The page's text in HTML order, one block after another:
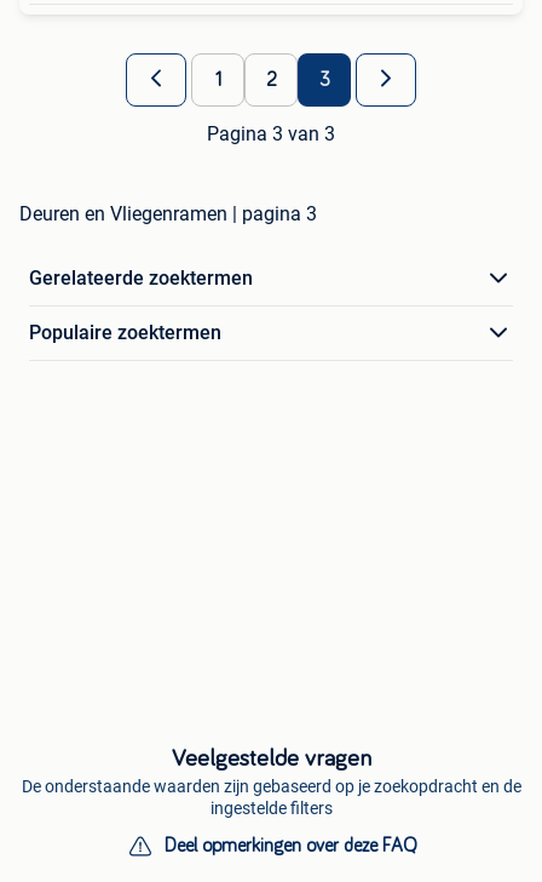
1 2 3
Pagina 3 van 3
Deuren en Vliegenramen | pagina 3
Gerelateerde zoektermen
Populaire zoektermen
Veelgestelde vragen
De onderstaande waarden zijn gebaseerd op je zoekopdracht en de
ingestelde filters
Deel opmerkingen over deze FAQ